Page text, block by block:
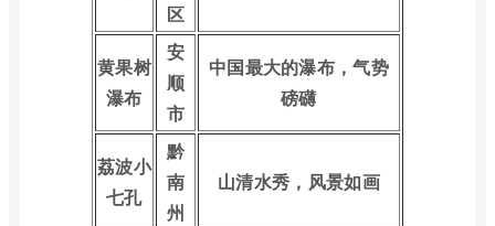
区
黄果树
瀑布
安
顺
市
中国最大的瀑布，气势
磅礴
荔波小
七孔
黔
南
州
山清水秀，风景如画